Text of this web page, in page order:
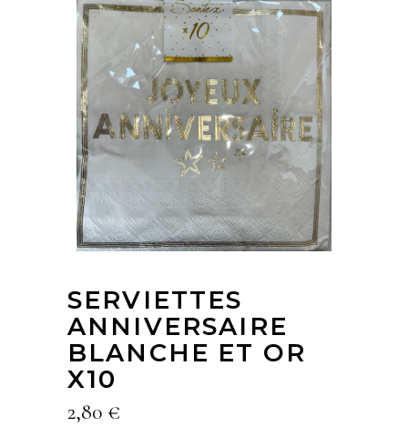
SERVIETTES
ANNIVERSAIRE
BLANCHE ET OR
X10
2,80 €